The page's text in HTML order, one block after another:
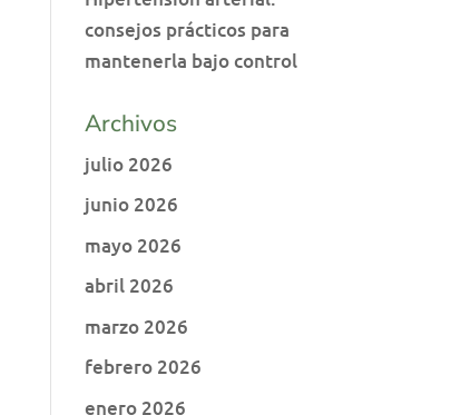
consejos prácticos para
mantenerla bajo control
Archivos
julio 2026
junio 2026
mayo 2026
abril 2026
marzo 2026
febrero 2026
enero 2026